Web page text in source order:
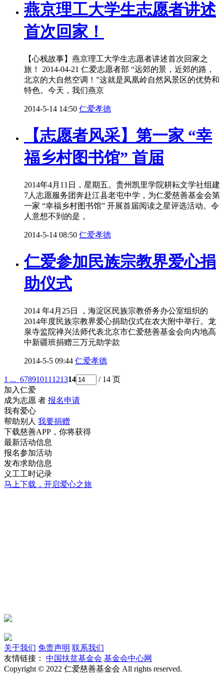
燕京理工大学生志愿者讲述
首次回家！
【心栈故事】燕京理工大学生志愿者讲述首次回家之
旅！ 2014-04-21 仁爱志愿者部 “远郊的景，近郊的路，
北京的大自然空调！”这就是凤凰岭自然风景区的优势和
特色。今天，我们燕京
2014-5-14 14:50 仁爱孝德
【志愿者风采】第一家 “幸
福乡村图书馆” 首届
2014年4月11日，星期五。贵州凯里学院耕耘文学社组建
7人志愿服务团奔赴江县老屯中学，为仁爱慈善基金会第
一家 “幸福乡村图书馆” 开展首届阅读之星评选活动。令
人意想不到的是，
2014-5-14 08:50 仁爱孝德
仁爱参加民族宗教界爱心捐
助仪式
2014 年4月25日 ，海淀区民族宗教侨务办公室组织的
2014年度民族宗教界爱心捐助仪式在农大附中举行。龙
泉寺监院禅兴法师代表北京市仁爱慈善基金会向内地高
中新疆班捐赠三万元助学款
2014-5-5 09:44 仁爱孝德
1 ... 67891011 121314
/ 14 页
加入仁爱
成为志愿 者 报名申请
我有爱心
帮助别人 我要捐赠
下载慈善APP，你将获得
最新活动信息
报名参加活动
发布求助信息
义工工时记录
马上下载，开启爱心之旅
关于我们 免责声明 联系我们
友情链接： 中国扶贫基金会 基金会中心网
Copyright © 2022 仁爱慈善基金会 All rights reserved.